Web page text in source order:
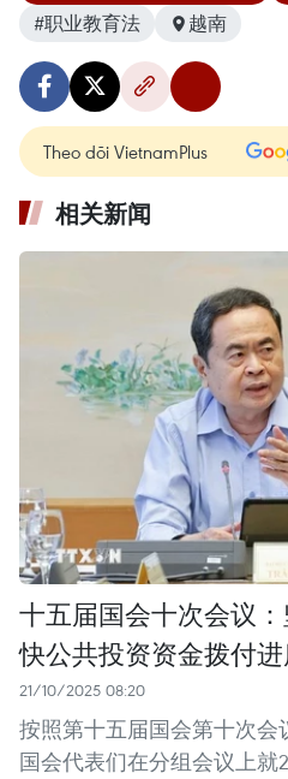
#职业教育法
越南
Theo dõi VietnamPlus
相关新闻
十五届国会十次会议
快公共投资资金拨付
21/10/2025 08:20
按照第十五届国会第十次会
国会代表们在分组会议上就